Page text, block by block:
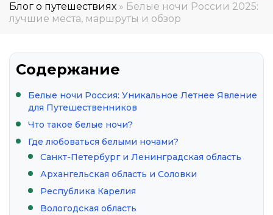
Блог о путешествиях » Белые ночи России 2025:
лучшие места, маршруты и обзор
Содержание
Белые ночи Россия: Уникальное Летнее Явление
для Путешественников
Что такое белые ночи?
Где любоваться белыми ночами?
Санкт-Петербург и Ленинградская область
Архангельская область и Соловки
Республика Карелия
Вологодская область